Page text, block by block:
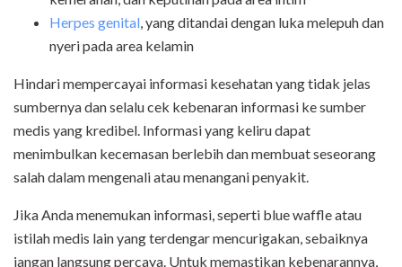
Herpes genital , yang ditandai dengan luka melepuh dan
nyeri pada area kelamin
Hindari mempercayai informasi kesehatan yang tidak jelas
sumbernya dan selalu cek kebenaran informasi ke sumber
medis yang kredibel. Informasi yang keliru dapat
menimbulkan kecemasan berlebih dan membuat seseorang
salah dalam mengenali atau menangani penyakit.
Jika Anda menemukan informasi, seperti blue waffle atau
istilah medis lain yang terdengar mencurigakan, sebaiknya
jangan langsung percaya. Untuk memastikan kebenarannya,